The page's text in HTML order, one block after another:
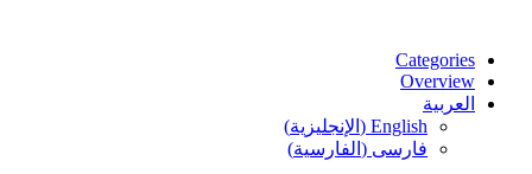
Categories
Overview
العربية
English
( الإنجليزية)
فارسی ( الفارسية)